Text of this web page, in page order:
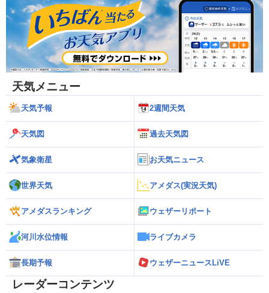
天気メニュー
天気予報 2週間天気
天気図 過去天気図
気象衛星 お天気ニュース
世界天気 アメダス(実況天気)
アメダスランキング ウェザーリポート
河川水位情報 ライブカメラ
長期予報 ウェザーニュースLiVE
レーダーコンテンツ